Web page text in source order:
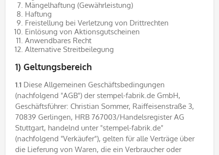
Mängelhaftung (Gewährleistung)
Haftung
Freistellung bei Verletzung von Drittrechten
Einlösung von Aktionsgutscheinen
Anwendbares Recht
Alternative Streitbeilegung
1) Geltungsbereich
1.1 Diese Allgemeinen Geschäftsbedingungen
(nachfolgend "AGB") der stempel-fabrik.de GmbH,
Geschäftsführer: Christian Sommer, Raiffeisenstraße 3,
70839 Gerlingen, HRB 767003/Handelsregister AG
Stuttgart, handelnd unter "stempel-fabrik.de"
(nachfolgend "Verkäufer"), gelten für alle Verträge über
die Lieferung von Waren, die ein Verbraucher oder